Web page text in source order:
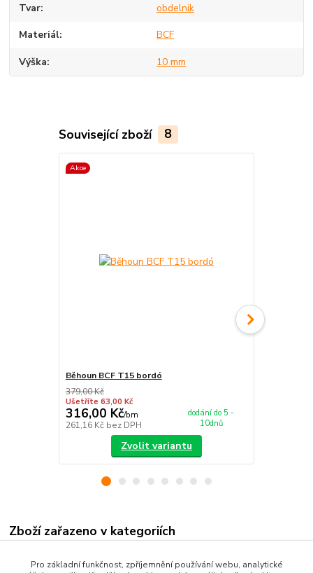
Tvar obdelnik
Materiál BCF
Výška 10 mm
Související zboží 8
Akce
Běhoun BCF T15 bordó
379,00 Kč
Ušetříte 63,00 Kč
316,00 Kč/bm
261,16 Kč bez DPH
dodání do 5 -
10dnů
Zvolit variantu
Zboží zařazeno v kategoriích
Pro základní funkčnost, zpříjemnění používání webu, analytické